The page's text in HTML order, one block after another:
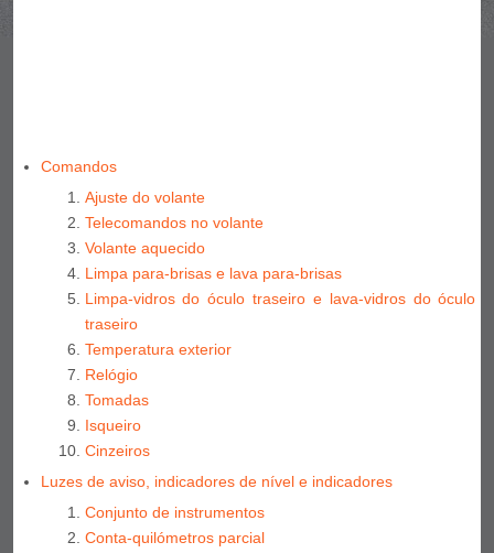
Comandos
Ajuste do volante
Telecomandos no volante
Volante aquecido
Limpa para-brisas e lava para-brisas
Limpa-vidros do óculo traseiro e lava-vidros do óculo
traseiro
Temperatura exterior
Relógio
Tomadas
Isqueiro
Cinzeiros
Luzes de aviso, indicadores de nível e indicadores
Conjunto de instrumentos
Conta-quilómetros parcial